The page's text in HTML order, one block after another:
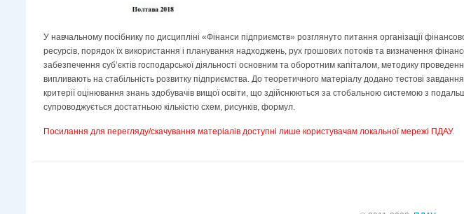
У навчальному посібнику по дисципліні «Фінанси підприємств» розглянуто питання організації
ресурсів, порядок їх використання і планування надходжень, рух грошових потоків та визначення
забезпечення суб’єктів господарської діяльності основним та оборотним капіталом, методику
випливають на стабільність розвитку підприємства. До теоретичного матеріалу додано тестові
критерії оцінювання знань здобувачів вищої освіти, що здійснюються за стобальною системою з
супроводжується достатньою кількістю схем, рисунків, формул.
Посилання для перегляду/скачування матеріалів доступні лише користувачам локальної мережі ПДАУ.